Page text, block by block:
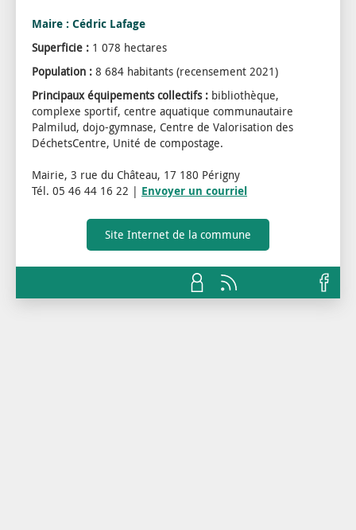
Maire : Cédric Lafage
Superficie : 1 078 hectares
Population : 8 684 habitants (recensement 2021)
Principaux équipements collectifs : bibliothèque,
complexe sportif, centre aquatique communautaire
Palmilud, dojo-gymnase, Centre de Valorisation des
DéchetsCentre, Unité de compostage.
Mairie, 3 rue du Château, 17 180 Périgny
Tél. 05 46 44 16 22 | Envoyer un courriel
Site Internet de la commune